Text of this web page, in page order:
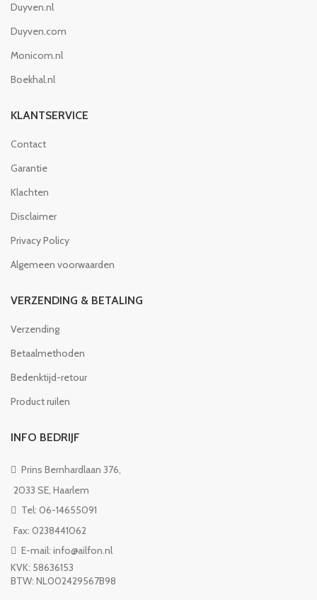
Duyven.nl
Duyven.com
Monicom.nl
Boekhal.nl
KLANTSERVICE
Contact
Garantie
Klachten
Disclaimer
Privacy Policy
Algemeen voorwaarden
VERZENDING & BETALING
Verzending
Betaalmethoden
Bedenktijd-retour
Product ruilen
INFO BEDRIJF
Prins Bernhardlaan 376,
2033 SE, Haarlem
Tel: 06-14655091
Fax: 0238441062
E-mail: info@ailfon.nl
KVK: 58636153
BTW: NL002429567B98